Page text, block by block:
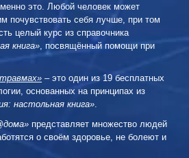
это. Любой человек может
почувствовать себя лучше, при том
целый курс из справочника
книга» , посвящённый помощи при
– это один из 19 бесплатных
основанных на принципах из
настольная книга».
представляет множество людей
о своём здоровье, не болеют и